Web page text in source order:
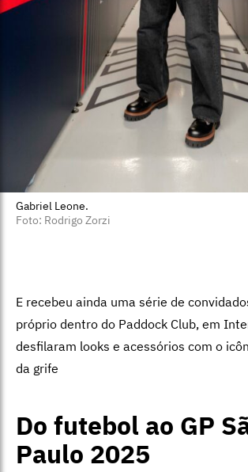
Gabriel Leone.
Foto: Rodrigo Zorzi
E recebeu ainda uma série de
próprio dentro do Paddock Club, em
desfilaram looks e acessórios com o
da grife
Do futebol ao GP
Paulo 2025